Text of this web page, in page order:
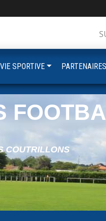
COUTRILLONS
SPORTIVE PARTENAIRES